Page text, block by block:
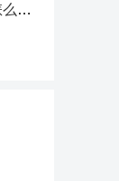
7、新东方烹饪学校学蛋糕烘焙怎么样，蛋糕烘培培训学校哪家好